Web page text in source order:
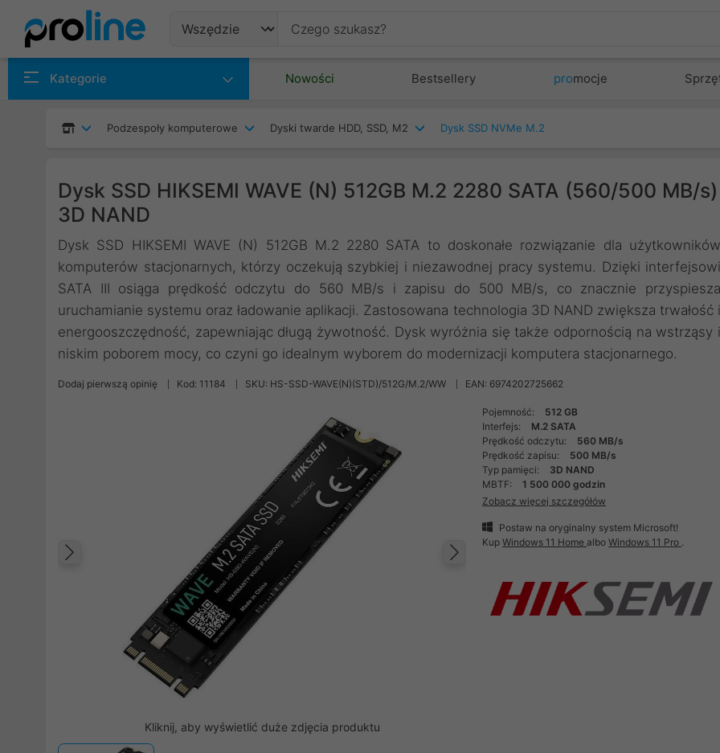
Kategorie Nowości Bestsellery promocje
Podzespoły komputerowe Dyski twarde HDD, SSD, M2 Dysk SSD NVMe M.2
Dysk SSD HIKSEMI WAVE (N) 512GB M.2 2280 SATA (560/500 MB/s)
3D NAND
Dysk SSD HIKSEMI WAVE (N) 512GB M.2 2280 SATA to doskonałe rozwiązanie dla użytkowników
komputerów stacjonarnych, którzy oczekują szybkiej i niezawodnej pracy systemu. Dzięki interfejsowi
SATA III osiąga prędkość odczytu do 560 MB/s i zapisu do 500 MB/s, co znacznie przyspiesza
uruchamianie systemu oraz ładowanie aplikacji. Zastosowana technologia 3D NAND zwiększa trwałość i
energooszczędność, zapewniając długą żywotność. Dysk wyróżnia się także odpornością na wstrząsy i
niskim poborem mocy, co czyni go idealnym wyborem do modernizacji komputera stacjonarnego.
Dodaj pierwszą opinię Kod: 11184 SKU: HS-SSD-WAVE(N)(STD)/512G/M.2/WW EAN: 6974202725662
Poprzedni
Kliknij, aby wyświetlić duże zdjęcia produktu
Pojemność:
512 GB
Interfejs:
M.2 SATA
Prędkość odczytu:
560 MB/s
Prędkość zapisu:
500 MB/s
Typ pamięci:
3D NAND
MBTF:
1 500 000 godzin
Zobacz więcej szczegółów
Postaw na oryginalny system Microsoft!
KupWindows 11 HomealboWindows 11 Pro .